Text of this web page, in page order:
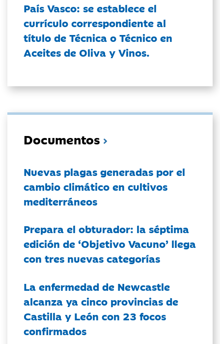
País Vasco: se establece el
currículo correspondiente al
título de Técnica o Técnico en
Aceites de Oliva y Vinos.
Documentos
Nuevas plagas generadas por el
cambio climático en cultivos
mediterráneos
Prepara el obturador: la séptima
edición de ‘Objetivo Vacuno’ llega
con tres nuevas categorías
La enfermedad de Newcastle
alcanza ya cinco provincias de
Castilla y León con 23 focos
confirmados